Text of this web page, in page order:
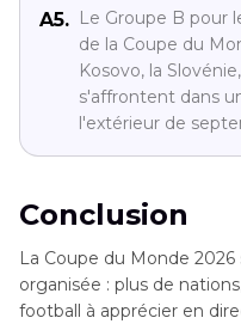
A5. Le Groupe B pour
de la Coupe du
Kosovo, la
s'affrontent dans
l'extérieur de
Conclusion
La Coupe du Monde 2026
organisée : plus de
football à apprécier en